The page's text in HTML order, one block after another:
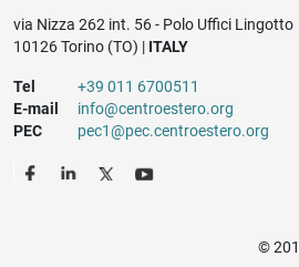
via Nizza 262 int. 56 - Polo Uffici Lingotto
10126 Torino (TO) | ITALY
Tel
+39 011 6700511
E-mail
info@centroestero.org
PEC
pec1@pec.centroestero.org
©